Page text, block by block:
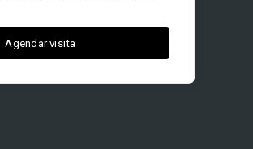
Agendar visita